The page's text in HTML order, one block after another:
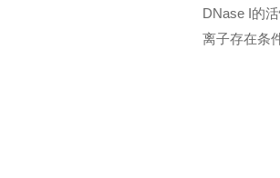
DNase I的
离子存在条